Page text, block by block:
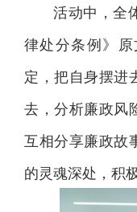
活动中，全
律处分条例》
定，把自身摆进
去，分析廉政风
互相分享廉政故
的灵魂深处，积